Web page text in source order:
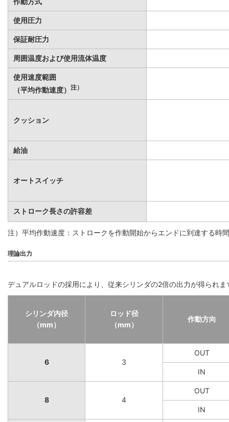
使用圧力
保証耐圧力
周囲温度および使用流体温度
使用速度範囲
（平均作動速度） 注）
クッション
給油
オートスイッチ
ストローク長さの許容差
注）平均作動速度：ストロークを作動開始からエンドに到達する時
理論出力
デュアルロッドの採用により、従来シリンダの2倍の出力が得られま
シリンダ内径
（mm）
ロッド径
（mm）
作動方向
6 3
OUT
IN
8 4
OUT
IN